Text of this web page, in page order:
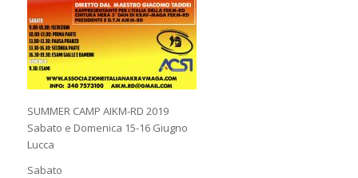
SUMMER CAMP AIKM-RD 2019
Sabato e Domenica 15-16 Giugno
Lucca
Sabato